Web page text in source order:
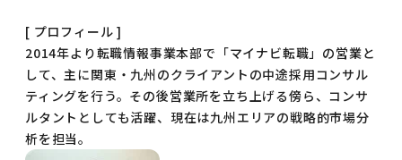
[ プロフィール ]
2014年より転職情報事業本部で「マイナビ転職」の営業と
して、主に関東・九州のクライアントの中途採用コンサル
ティングを行う。その後営業所を立ち上げる傍ら、コンサ
ルタントとしても活躍、現在は九州エリアの戦略的市場分
析を担当。